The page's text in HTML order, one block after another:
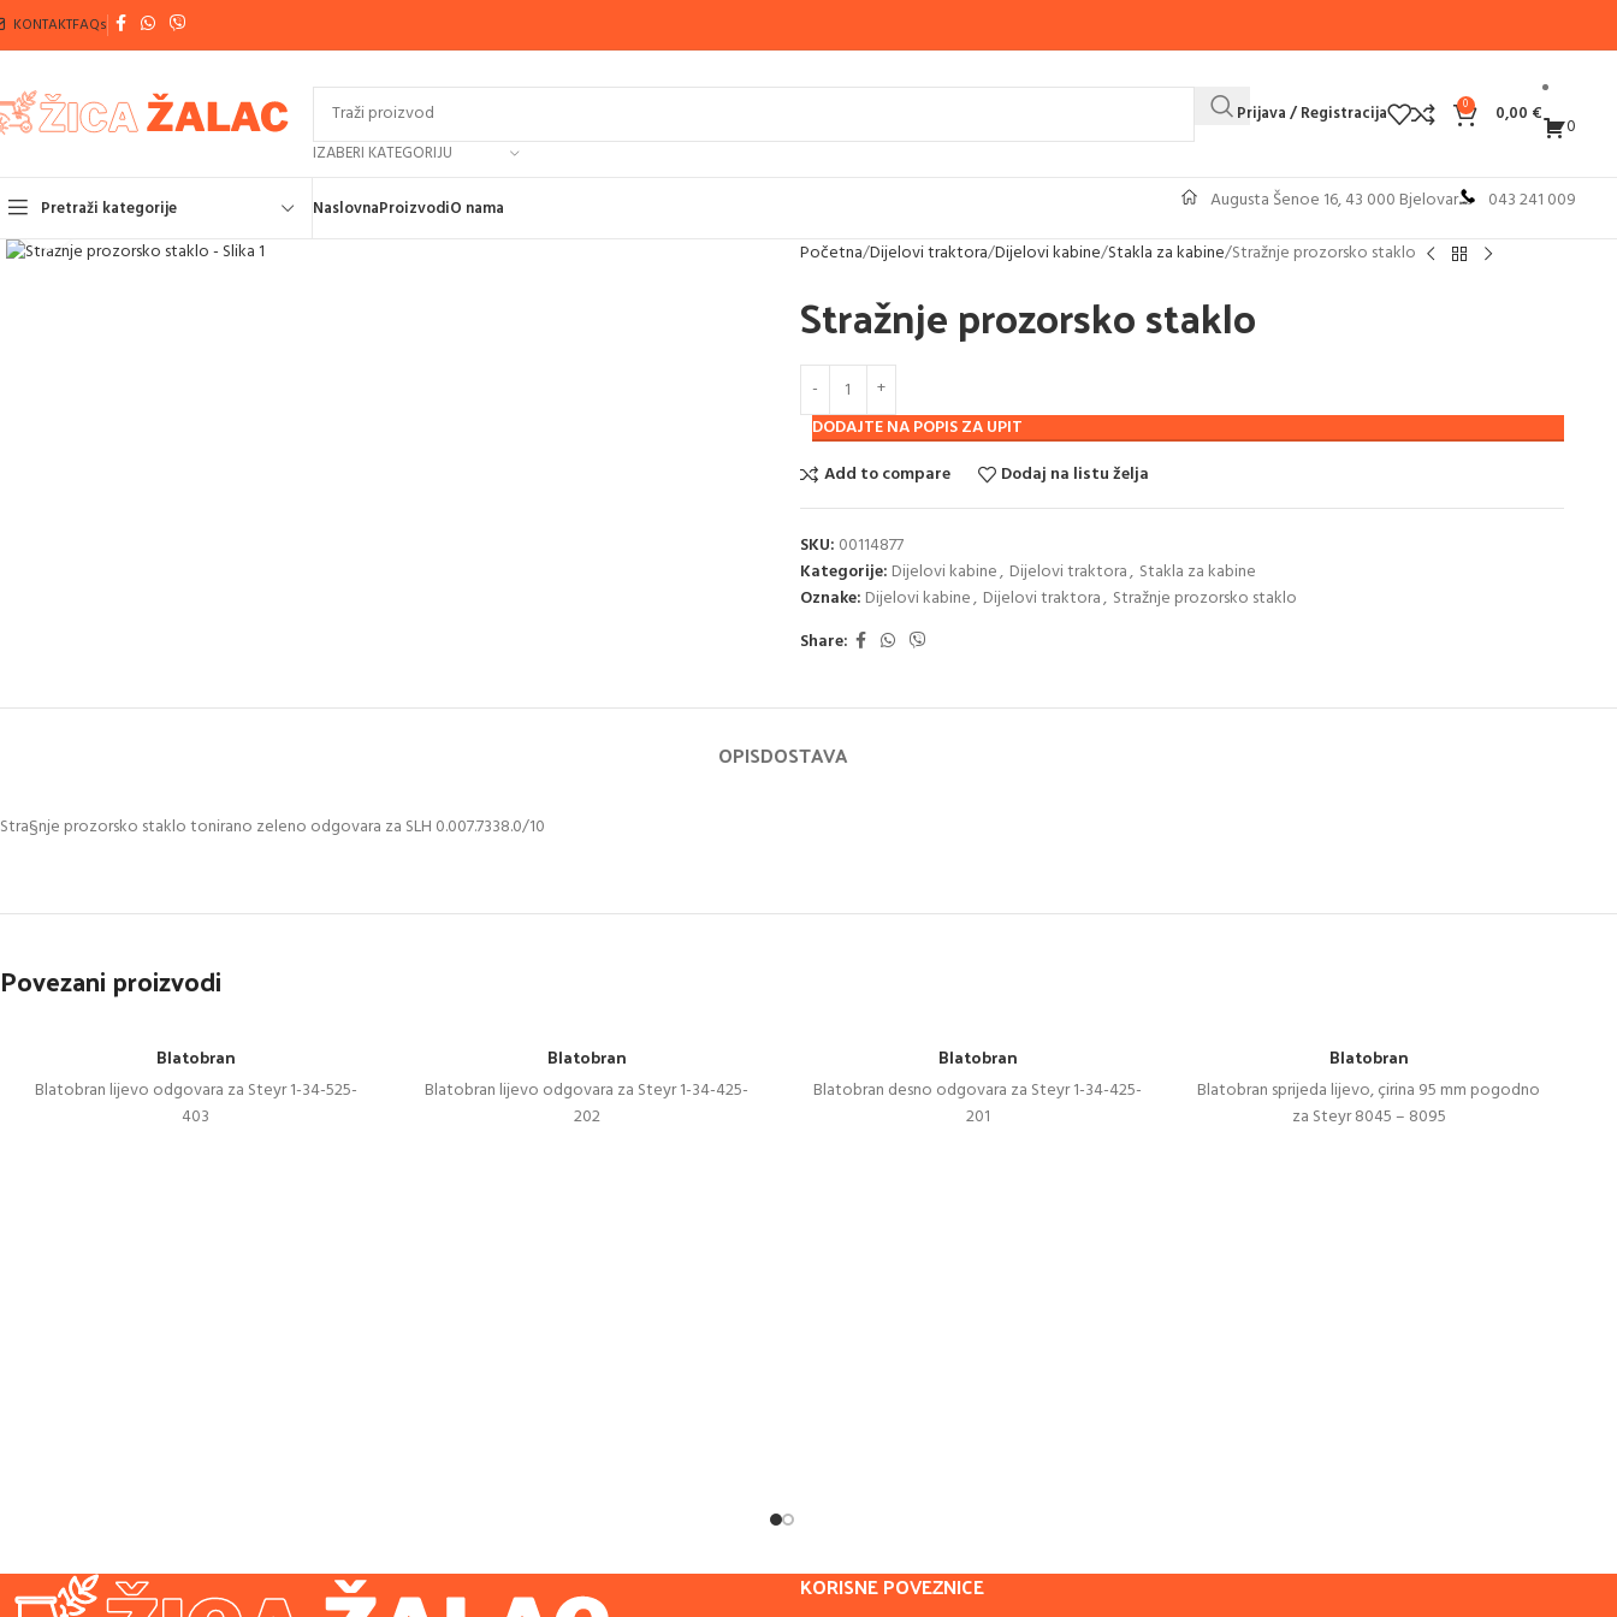
KONTAKTFAQs
IZABERI KATEGORIJU
Prijava / Registracija 0 0,00 € 0
Pretraži kategorije NaslovnaProizvodiO nama Augusta Šenoe 16, 43 000 Bjelovar 043 241 009
Klikni za povećanje
Početna Dijelovi traktora Dijelovi kabine Stakla za kabine Stražnje prozorsko staklo
Stražnje prozorsko staklo
DODAJTE NA POPIS ZA UPIT
Add to compare
Dodaj na listu želja
SKU: 00114877
Kategorije: Dijelovi kabine, Dijelovi traktora, Stakla za kabine
Oznake: Dijelovi kabine, Dijelovi traktora, Stražnje prozorsko staklo
Share:
OPISDOSTAVA
Stra§nje prozorsko staklo tonirano zeleno odgovara za SLH 0.007.7338.0/10
Povezani proizvodi
Blatobran
Blatobran lijevo odgovara za Steyr 1-34-525-
403
Blatobran
Blatobran lijevo odgovara za Steyr 1-34-425-
202
Blatobran
Blatobran desno odgovara za Steyr 1-34-425-
201
Blatobran
Blatobran sprijeda lijevo, çirina 95 mm pogodno
za Steyr 8045 – 8095
KORISNE POVEZNICE